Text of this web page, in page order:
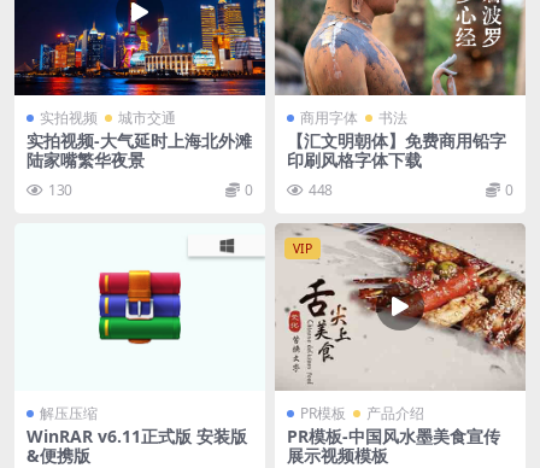
实拍视频 城市交通
实拍视频-大气延时上海北外滩
陆家嘴繁华夜景
130 0
商用字体 书法
【汇文明朝体】免费商用铅字
印刷风格字体下载
448 0
解压压缩
WinRAR v6.11正式版 安装版
&便携版
VIP
PR模板 产品介绍
PR模板-中国风水墨美食宣传
展示视频模板